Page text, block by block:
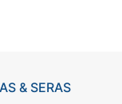
& SERAS